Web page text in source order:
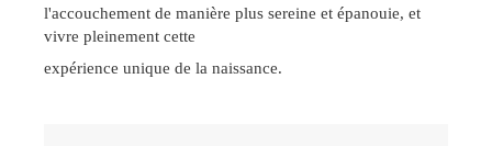
l'accouchement de manière plus sereine et épanouie, et
vivre pleinement cette
expérience unique de la naissance.